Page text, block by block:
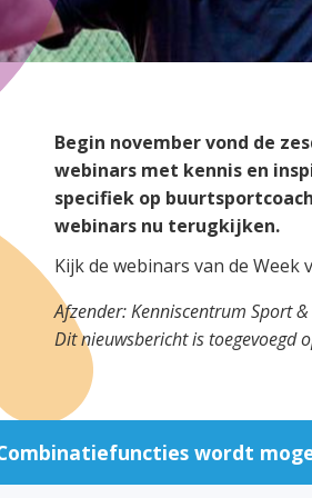
Begin november vond de
webinars met kennis en
specifiek op
webinars nu terugkijken.
Kijk de webinars van de Week
Afzender: Kenniscentrum Sport
Dit nieuwsbericht is toegevoegd
wordt